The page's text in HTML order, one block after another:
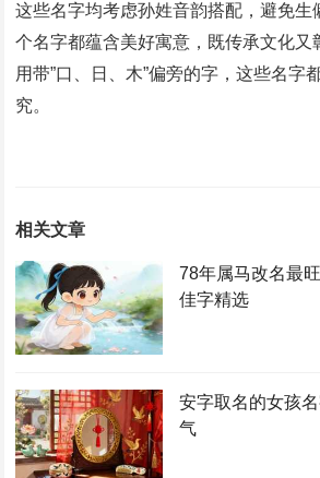
这些名字均考虑孙姓音韵搭配，避免生
个名字都蕴含美好寓意，既传承文化又
用带”口、日、木”偏旁的字，这些名字
究‌。
相关文章
78年属马改名最
佳字精选
安字取名的女孩
气